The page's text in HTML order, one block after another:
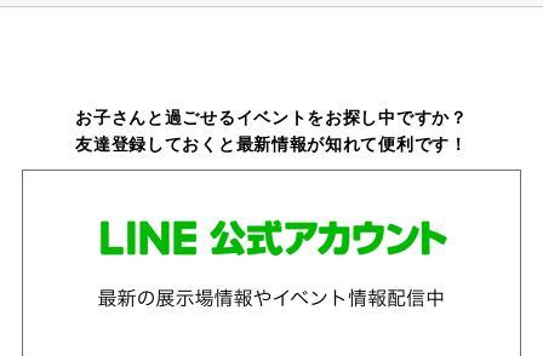
お子さんと過ごせるイベントをお探し中ですか？
友達登録しておくと最新情報が知れて便利です！